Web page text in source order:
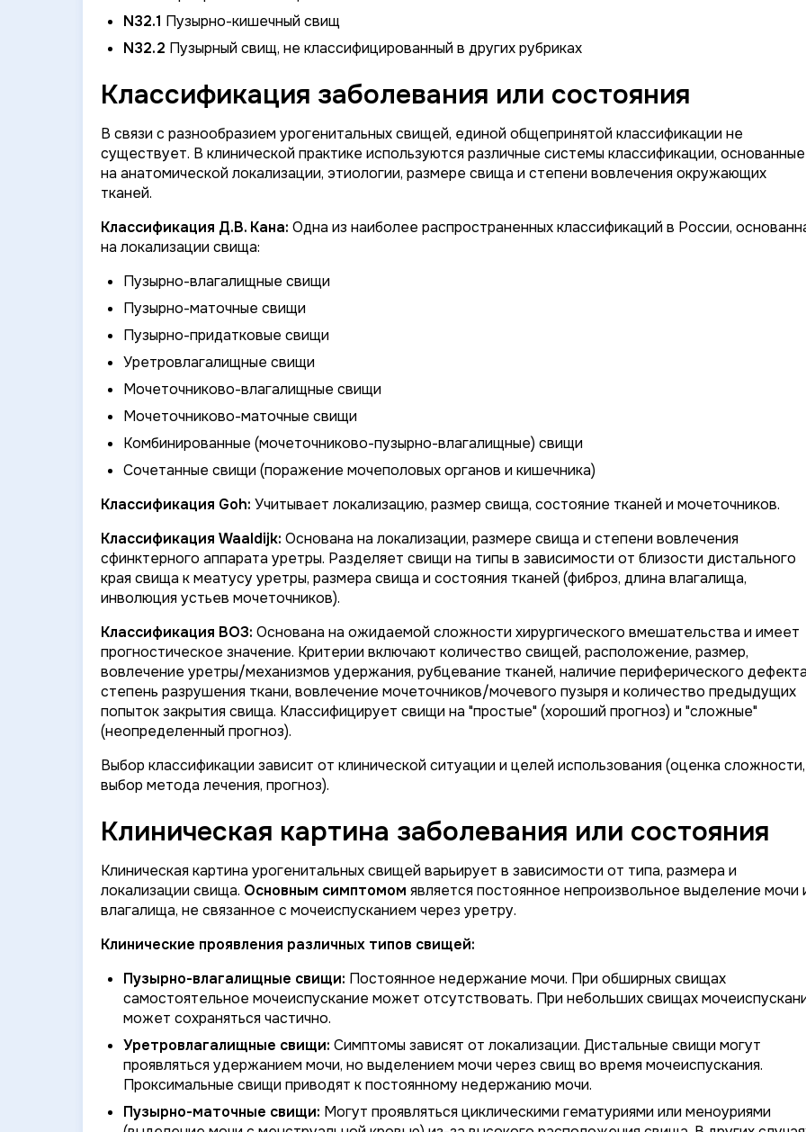
N32.1 Пузырно-кишечный свищ
N32.2 Пузырный свищ, не классифицированный в других рубриках
Классификация заболевания или состояния
В связи с разнообразием урогенитальных свищей, единой общепринятой классификации не
существует. В клинической практике используются различные системы классификации, основанные
на анатомической локализации, этиологии, размере свища и степени вовлечения окружающих
тканей.
Классификация Д.В. Кана: Одна из наиболее распространенных классификаций в России,
на локализации свища:
Пузырно-влагалищные свищи
Пузырно-маточные свищи
Пузырно-придатковые свищи
Уретровлагалищные свищи
Мочеточниково-влагалищные свищи
Мочеточниково-маточные свищи
Комбинированные (мочеточниково-пузырно-влагалищные) свищи
Сочетанные свищи (поражение мочеполовых органов и кишечника)
Классификация Goh: Учитывает локализацию, размер свища, состояние тканей и мочеточников.
Классификация Waaldijk: Основана на локализации, размере свища и степени вовлечения
сфинктерного аппарата уретры. Разделяет свищи на типы в зависимости от близости дистального
края свища к меатусу уретры, размера свища и состояния тканей (фиброз, длина влагалища,
инволюция устьев мочеточников).
Классификация ВОЗ: Основана на ожидаемой сложности хирургического вмешательства и имеет
прогностическое значение. Критерии включают количество свищей, расположение, размер,
вовлечение уретры/механизмов удержания, рубцевание тканей, наличие периферического
степень разрушения ткани, вовлечение мочеточников/мочевого пузыря и количество предыдущих
попыток закрытия свища. Классифицирует свищи на "простые" (хороший прогноз) и "сложные"
(неопределенный прогноз).
Выбор классификации зависит от клинической ситуации и целей использования (оценка сложности,
выбор метода лечения, прогноз).
Клиническая картина заболевания или состояния
Клиническая картина урогенитальных свищей варьирует в зависимости от типа, размера и
локализации свища. Основным симптомом является постоянное непроизвольное выделение мочи
влагалища, не связанное с мочеиспусканием через уретру.
Клинические проявления различных типов свищей:
Пузырно-влагалищные свищи: Постоянное недержание мочи. При обширных свищах
самостоятельное мочеиспускание может отсутствовать. При небольших свищах
может сохраняться частично.
Уретровлагалищные свищи: Симптомы зависят от локализации. Дистальные свищи могут
проявляться удержанием мочи, но выделением мочи через свищ во время мочеиспускания.
Проксимальные свищи приводят к постоянному недержанию мочи.
Пузырно-маточные свищи: Могут проявляться циклическими гематуриями или меноуриями